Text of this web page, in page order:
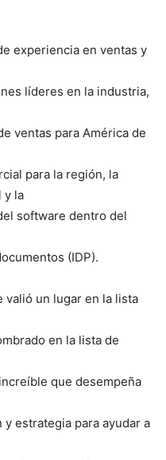
experiencia en ventas y
líderes en la industria,
ventas para América de
para la región, la
y la
software dentro del
(IDP).
un lugar en la lista
en la lista de
que desempeña
estrategia para ayudar a